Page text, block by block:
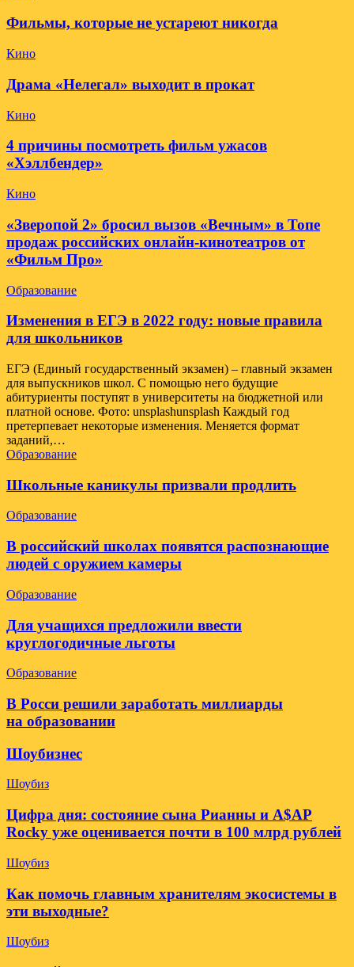
Фильмы, которые не устареют никогда
Кино
Драма «Нелегал» выходит в прокат
Кино
4 причины посмотреть фильм ужасов
«Хэллбендер»
Кино
«Зверопой 2» бросил вызов «Вечным» в Топе
продаж российских онлайн-кинотеатров от
«Фильм Про»
Образование
Изменения в ЕГЭ в 2022 году: новые правила
для школьников
ЕГЭ (Единый государственный экзамен) – главный экзамен
для выпускников школ. С помощью него будущие
абитуриенты поступят в университеты на бюджетной или
платной основе. Фото: unsplashunsplash Каждый год
претерпевает некоторые изменения. Меняется формат
заданий,…
Образование
Школьные каникулы призвали продлить
Образование
В российский школах появятся распознающие
людей с оружием камеры
Образование
Для учащихся предложили ввести
круглогодичные льготы
Образование
В Росси решили заработать миллиарды
на образовании
Шоубизнес
Шоубиз
Цифра дня: состояние сына Рианны и A$AP
Rocky уже оценивается почти в 100 млрд рублей
Шоубиз
Как помочь главным хранителям экосистемы в
эти выходные?
Шоубиз